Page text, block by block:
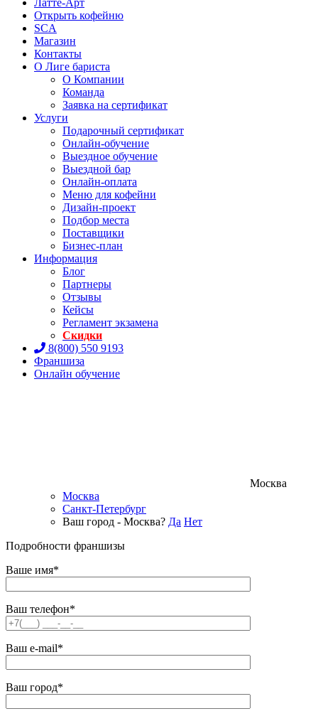
Латте-Арт
Открыть кофейню
SCA
Магазин
Контакты
О Лиге бариста
О Компании
Команда
Заявка на сертификат
Услуги
Подарочный сертификат
Онлайн-обучение
Выездное обучение
Выездной бар
Онлайн-оплата
Меню для кофейни
Дизайн-проект
Подбор места
Поставщики
Бизнес-план
Информация
Блог
Партнеры
Отзывы
Кейсы
Регламент экзамена
Скидки
8(800) 550 9193
Франшиза
Онлайн обучение
Москва
Москва
Санкт-Петербург
Ваш город - Москва? Да Нет
Подробности франшизы
Ваше имя*
Ваш телефон*
Ваш e-mail*
Ваш город*